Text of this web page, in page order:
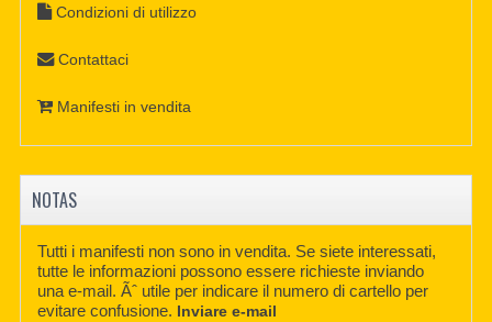
Condizioni di utilizzo
Contattaci
Manifesti in vendita
NOTAS
Tutti i manifesti non sono in vendita. Se siete interessati,
tutte le informazioni possono essere richieste inviando
una e-mail. Ãˆ utile per indicare il numero di cartello per
evitare confusione. Inviare e-mail